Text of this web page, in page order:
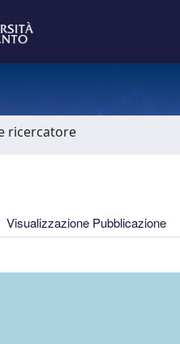
ricercatore
Visualizzazione Pubblicazione